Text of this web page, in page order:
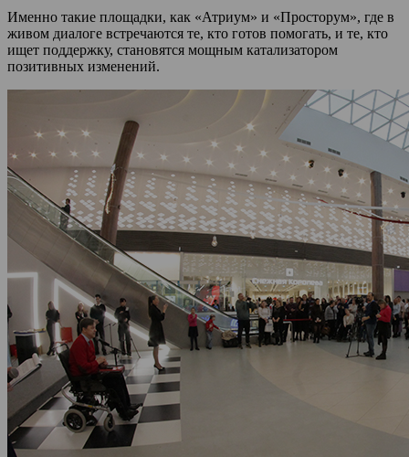
Именно такие площадки, как «Атриум» и «Просторум», где в
живом диалоге встречаются те, кто готов помогать, и те, кто
ищет поддержку, становятся мощным катализатором
позитивных изменений.